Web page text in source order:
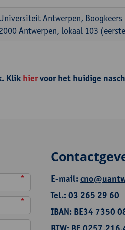
Universiteit Antwerpen,
2000 Antwerpen, lokaal 103
Klik hiervoor het huidige
*
*
E-mail:
Tel.: 03 265 29 60
IBAN: BE34 7350